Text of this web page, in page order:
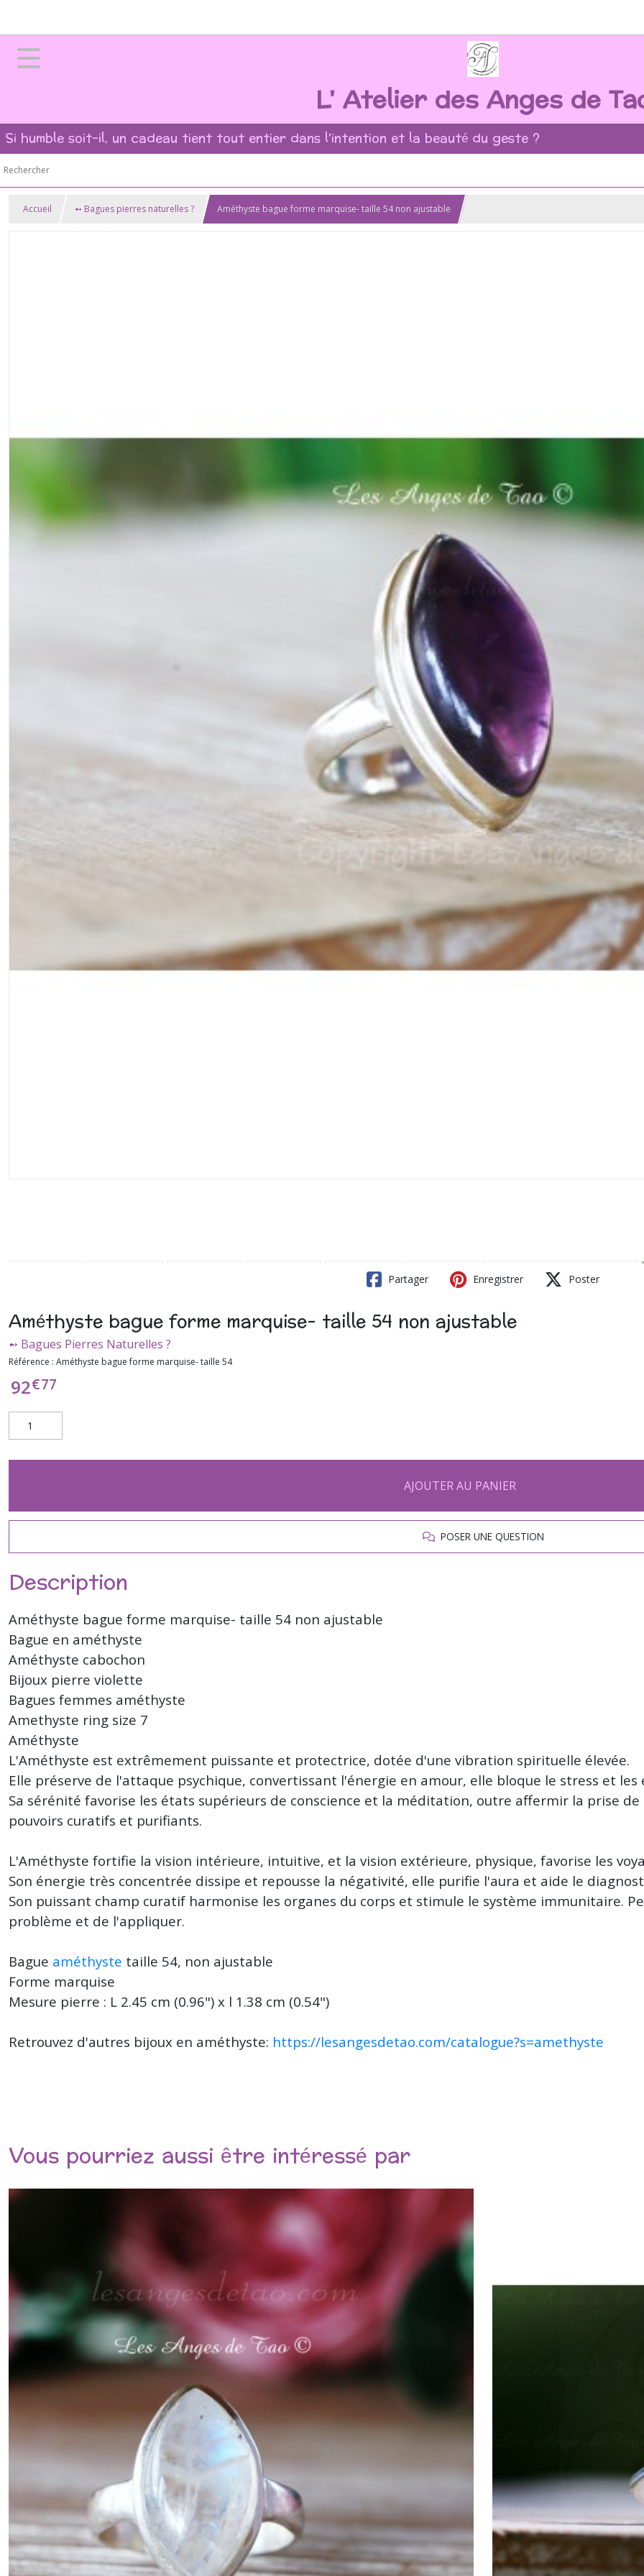
L' Atelier des Anges de
Si humble soit-il, un cadeau tient tout entier dans l'intention et la beauté du geste ?
Accueil ➻ Bagues pierres naturelles ? Améthyste bague forme marquise- taille 54 non ajustable
Partager Enregistrer Poster
Améthyste bague forme marquise- taille 54 non ajustable
➻ Bagues Pierres Naturelles ?
Référence : Améthyste bague forme marquise- taille 54
92€77
AJOUTER AU PANIER
POSER UNE QUESTION
Description
Améthyste bague forme marquise- taille 54 non ajustable
Bague en améthyste
Améthyste cabochon
Bijoux pierre violette
Bagues femmes améthyste
Amethyste ring size 7
Améthyste
L'Améthyste est extrêmement puissante et protectrice, dotée d'une vibration spirituelle élevée.
Elle préserve de l'attaque psychique, convertissant l'énergie en amour, elle bloque le stress et
Sa sérénité favorise les états supérieurs de conscience et la méditation, outre affermir la prise
pouvoirs curatifs et purifiants.
L'Améthyste fortifie la vision intérieure, intuitive, et la vision extérieure, physique, favorise les
Son énergie très concentrée dissipe et repousse la négativité, elle purifie l'aura et aide le
Son puissant champ curatif harmonise les organes du corps et stimule le système immunitaire.
problème et de l'appliquer.
Bague améthyste taille 54, non ajustable
Forme marquise
Mesure pierre : L 2.45 cm (0.96") x l 1.38 cm (0.54")
Retrouvez d'autres bijoux en améthyste: https://lesangesdetao.com/catalogue?s=amethyste
Vous pourriez aussi être intéressé par